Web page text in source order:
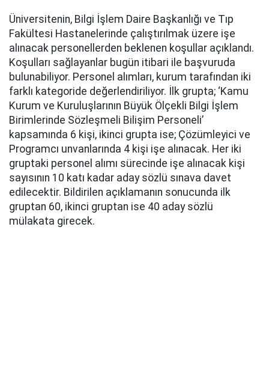
Üniversitenin, Bilgi İşlem Daire Başkanlığı ve Tıp
Fakültesi Hastanelerinde çalıştırılmak üzere işe
alınacak personellerden beklenen koşullar açıklandı.
Koşulları sağlayanlar bugün itibari ile başvuruda
bulunabiliyor. Personel alımları, kurum tarafından iki
farklı kategoride değerlendiriliyor. İlk grupta; ‘Kamu
Kurum ve Kuruluşlarının Büyük Ölçekli Bilgi İşlem
Birimlerinde Sözleşmeli Bilişim Personeli’
kapsamında 6 kişi, ikinci grupta ise; Çözümleyici ve
Programcı unvanlarında 4 kişi işe alınacak. Her iki
gruptaki personel alımı sürecinde işe alınacak kişi
sayısının 10 katı kadar aday sözlü sınava davet
edilecektir. Bildirilen açıklamanın sonucunda ilk
gruptan 60, ikinci gruptan ise 40 aday sözlü
mülakata girecek.